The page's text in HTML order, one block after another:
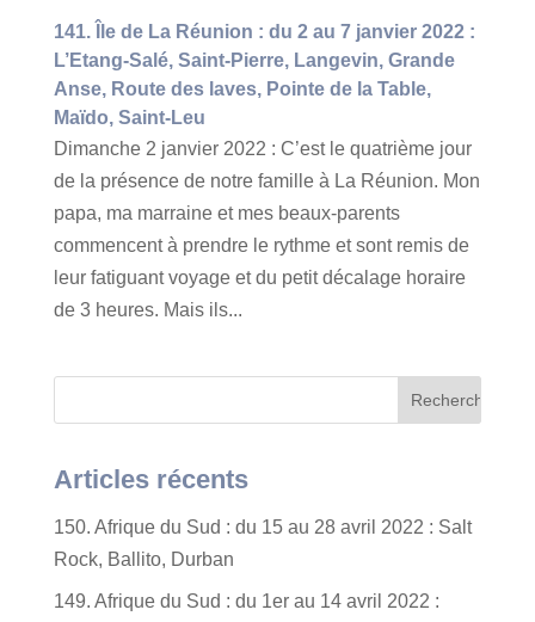
141. Île de La Réunion : du 2 au 7 janvier 2022 :
L’Etang-Salé, Saint-Pierre, Langevin, Grande
Anse, Route des laves, Pointe de la Table,
Maïdo, Saint-Leu
Dimanche 2 janvier 2022 : C’est le quatrième jour
de la présence de notre famille à La Réunion. Mon
papa, ma marraine et mes beaux-parents
commencent à prendre le rythme et sont remis de
leur fatiguant voyage et du petit décalage horaire
de 3 heures. Mais ils...
Articles récents
150. Afrique du Sud : du 15 au 28 avril 2022 : Salt
Rock, Ballito, Durban
149. Afrique du Sud : du 1er au 14 avril 2022 :